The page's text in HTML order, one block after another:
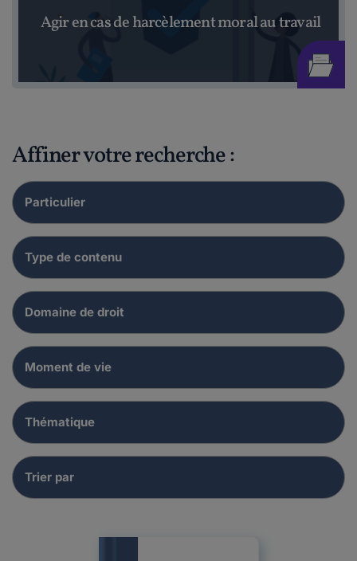
Agir en cas de harcèlement moral au travail
Affiner votre recherche :